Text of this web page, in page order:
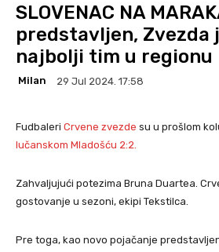
SLOVENAC NA
predstavljen, Zvezda
najbolji tim u regionu
Milan 29 Jul 2024. 17:58
Fudbaleri Crvene zvezde su u prošlom
lučanskom Mladošću 2:2.
Zahvaljujući potezima Bruna Duartea.
gostovanje u sezoni, ekipi Tekstilca.
Pre toga, kao novo pojačanje